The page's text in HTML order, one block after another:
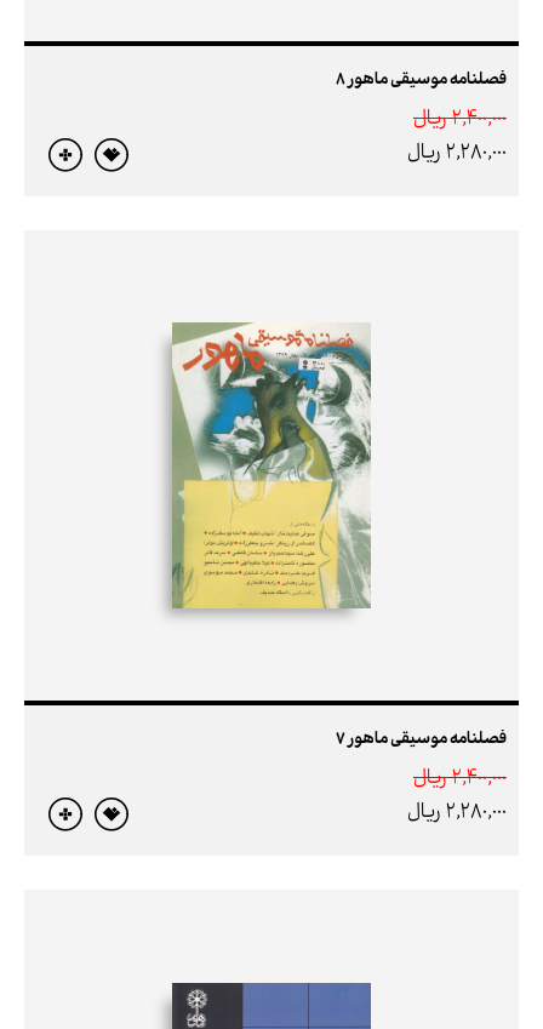
فصلنامه موسیقی ماهور 8
2,400,000 ريال
2,280,000 ريال
فصلنامه موسیقی ماهور 7
2,400,000 ريال
2,280,000 ريال